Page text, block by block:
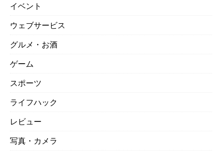
イベント
ウェブサービス
グルメ・お酒
ゲーム
スポーツ
ライフハック
レビュー
写真・カメラ